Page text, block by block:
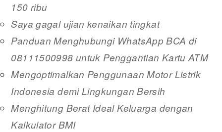
150 ribu
Saya gagal ujian kenaikan tingkat
Panduan Menghubungi WhatsApp BCA di
08111500998 untuk Penggantian Kartu ATM
Mengoptimalkan Penggunaan Motor Listrik
Indonesia demi Lingkungan Bersih
Menghitung Berat Ideal Keluarga dengan
Kalkulator BMI